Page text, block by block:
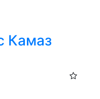
Камаз